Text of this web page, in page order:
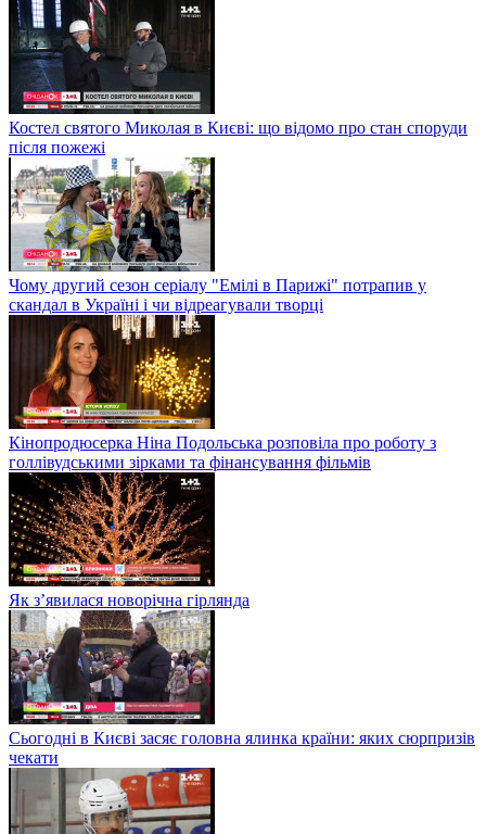
Костел святого Миколая в Києві: що відомо про стан споруди
після пожежі
Чому другий сезон серіалу "Емілі в Парижі" потрапив у
скандал в Україні і чи відреагували творці
Кінопродюсерка Ніна Подольська розповіла про роботу з
голлівудськими зірками та фінансування фільмів
Як з’явилася новорічна гірлянда
Сьогодні в Києві засяє головна ялинка країни: яких сюрпризів
чекати